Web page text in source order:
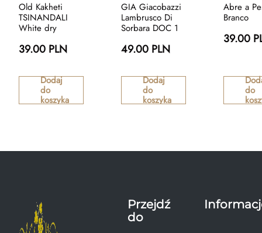
Old Kakheti
TSINANDALI
White dry
39.00 PLN
Dodaj
do
koszyka
GIA Giacobazzi
Lambrusco Di
Sorbara DOC 1
49.00 PLN
Dodaj
do
koszyka
Abre a
Branco
39.00
do
Przejdź
do